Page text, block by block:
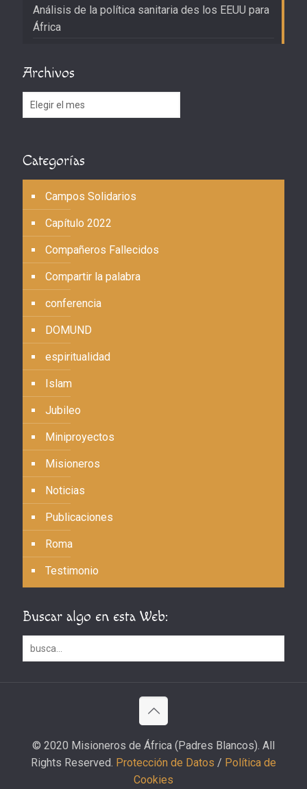
Análisis de la política sanitaria des los EEUU para
África
Archivos
Archivos
Categorías
Campos Solidarios
Capítulo 2022
Compañeros Fallecidos
Compartir la palabra
conferencia
DOMUND
espiritualidad
Islam
Jubileo
Miniproyectos
Misioneros
Noticias
Publicaciones
Roma
Testimonio
Buscar algo en esta Web:
© 2020 Misioneros de África (Padres Blancos). All
Rights Reserved. Protección de Datos / Política de
Cookies